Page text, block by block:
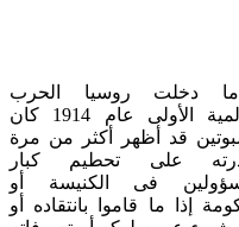
دخلت روسيا الحرب
العالمية الأولى عام 1914 كان
قد أظهر أكثر من مرة
على تحطيم كبار
فى الكنيسة أو
إذا ما قاموا بانتقاده أو